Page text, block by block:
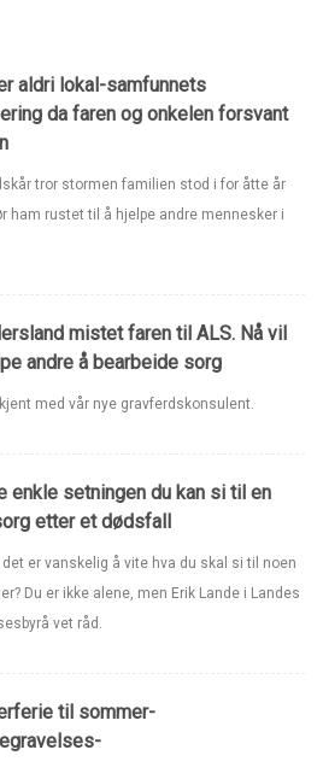
aldri lokal-samfunnets
da faren og onkelen forsvant
tror stormen familien stod i for åtte år
ham rustet til å hjelpe andre mennesker i
mistet faren til ALS. Nå vil
andre å bearbeide sorg
med vår nye gravferdskonsulent.
enkle setningen du kan si til en
etter et dødsfall
er vanskelig å vite hva du skal si til noen
Du er ikke alene, men Erik Lande i Landes
vet råd.
til sommer-